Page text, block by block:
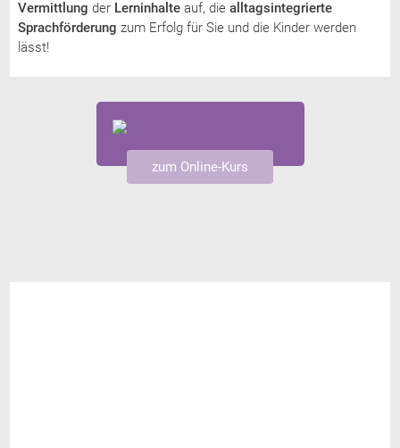
Vermittlung der Lerninhalteauf, die alltagsintegrierte
Sprachförderung zum Erfolg für Sie und die Kinder werden
lässt!
zum Online-Kurs